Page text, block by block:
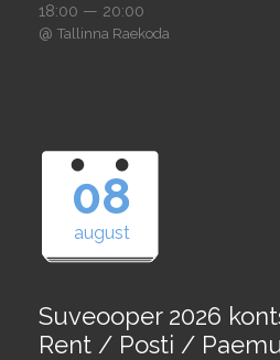
18:00 — 20:00
@ Tallinna Raekoda
08
august
Suveooper 2026
Rent / Posti /